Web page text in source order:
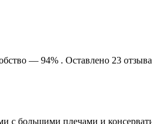
— 94% . Оставлено 23
с большими плечами и